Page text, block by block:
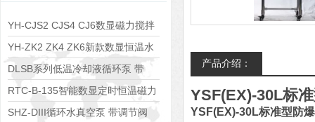
YH-CJS2 CJS4 CJ6数显磁力搅拌
水浴锅
YH-ZK2 ZK4 ZK6新款数显恒温水
浴锅
DLSB系列低温冷却液循环泵 带
S485通讯端口
RTC-B-135智能数显定时恒温磁力
搅拌器
SHZ-DIII循环水真空泵 带调节阀
产品介绍：
YSF(EX)-30L标
YSF(EX)-30L标准型防